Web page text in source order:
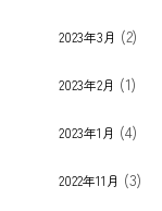
2023年3月 (2)
2023年2月 (1)
2023年1月 (4)
2022年11月 (3)